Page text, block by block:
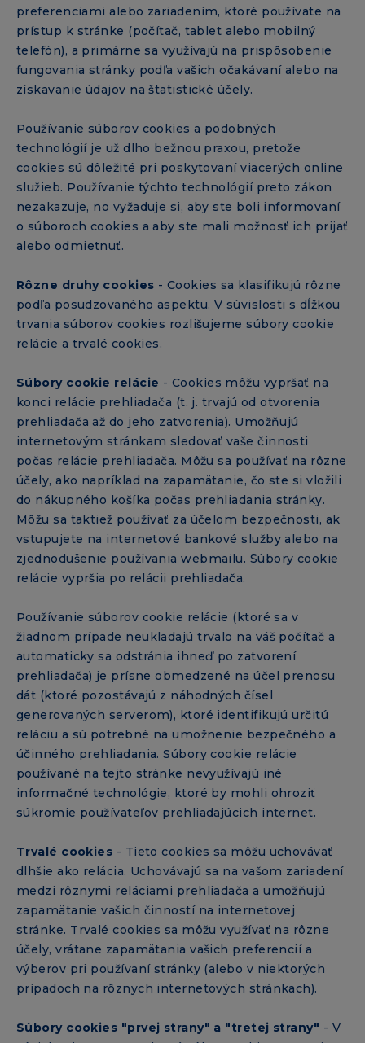
preferenciami alebo zariadením, ktoré používate na
prístup k stránke (počítač, tablet alebo mobilný
telefón), a primárne sa využívajú na prispôsobenie
fungovania stránky podľa vašich očakávaní alebo na
získavanie údajov na štatistické účely.
Používanie súborov cookies a podobných
technológií je už dlho bežnou praxou, pretože
cookies sú dôležité pri poskytovaní viacerých online
služieb. Používanie týchto technológií preto zákon
nezakazuje, no vyžaduje si, aby ste boli informovaní
o súboroch cookies a aby ste mali možnosť ich prijať
alebo odmietnuť.
Rôzne druhy cookies - Cookies sa klasifikujú rôzne
podľa posudzovaného aspektu. V súvislosti s dĺžkou
trvania súborov cookies rozlišujeme súbory cookie
relácie a trvalé cookies.
Súbory cookie relácie - Cookies môžu vypršať na
konci relácie prehliadača (t. j. trvajú od otvorenia
prehliadača až do jeho zatvorenia). Umožňujú
internetovým stránkam sledovať vaše činnosti
počas relácie prehliadača. Môžu sa používať na rôzne
účely, ako napríklad na zapamätanie, čo ste si vložili
do nákupného košíka počas prehliadania stránky.
Môžu sa taktiež používať za účelom bezpečnosti, ak
vstupujete na internetové bankové služby alebo na
zjednodušenie používania webmailu. Súbory cookie
relácie vypršia po relácii prehliadača.
Používanie súborov cookie relácie (ktoré sa v
žiadnom prípade neukladajú trvalo na váš počítač a
automaticky sa odstránia ihneď po zatvorení
prehliadača) je prísne obmedzené na účel prenosu
dát (ktoré pozostávajú z náhodných čísel
generovaných serverom), ktoré identifikujú určitú
reláciu a sú potrebné na umožnenie bezpečného a
účinného prehliadania. Súbory cookie relácie
používané na tejto stránke nevyužívajú iné
informačné technológie, ktoré by mohli ohroziť
súkromie používateľov prehliadajúcich internet.
Trvalé cookies - Tieto cookies sa môžu uchovávať
dlhšie ako relácia. Uchovávajú sa na vašom zariadení
medzi rôznymi reláciami prehliadača a umožňujú
zapamätanie vašich činností na internetovej
stránke. Trvalé cookies sa môžu využívať na rôzne
účely, vrátane zapamätania vašich preferencií a
výberov pri používaní stránky (alebo v niektorých
prípadoch na rôznych internetových stránkach).
Súbory cookies "prvej strany" a "tretej strany" - V